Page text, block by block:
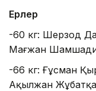
Ерлер
-60 кг: Шерзод
Мағжан
-66 кг: Ғұсман
Ақылжан